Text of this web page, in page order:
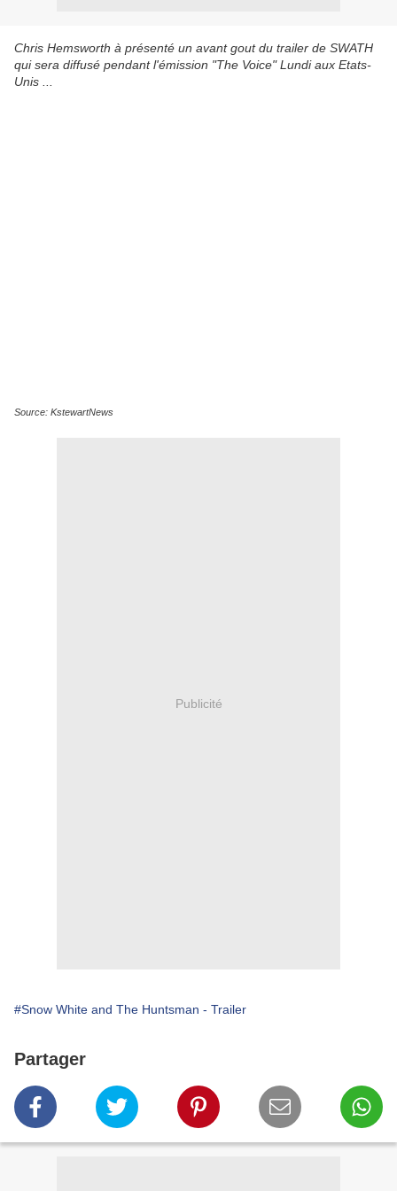
Chris Hemsworth à présenté un avant gout du trailer de SWATH
qui sera diffusé pendant l'émission "The Voice" Lundi aux Etats-
Unis ...
Source: KstewartNews
Publicité
#Snow White and The Huntsman - Trailer
Partager